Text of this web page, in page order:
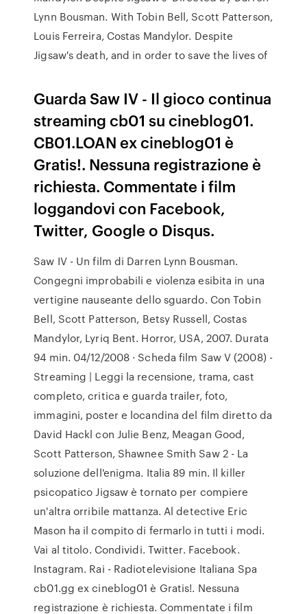
Lynn Bousman. With Tobin Bell, Scott Patterson,
Louis Ferreira, Costas Mandylor. Despite
Jigsaw's death, and in order to save the lives of
Guarda Saw IV - Il gioco continua
streaming cb01 su cineblog01.
CB01.LOAN ex cineblog01 è
Gratis!. Nessuna registrazione è
richiesta. Commentate i film
loggandovi con Facebook,
Twitter, Google o Disqus.
Saw IV - Un film di Darren Lynn Bousman.
Congegni improbabili e violenza esibita in una
vertigine nauseante dello sguardo. Con Tobin
Bell, Scott Patterson, Betsy Russell, Costas
Mandylor, Lyriq Bent. Horror, USA, 2007. Durata
94 min. 04/12/2008 · Scheda film Saw V (2008) -
Streaming | Leggi la recensione, trama, cast
completo, critica e guarda trailer, foto,
immagini, poster e locandina del film diretto da
David Hackl con Julie Benz, Meagan Good,
Scott Patterson, Shawnee Smith Saw 2 - La
soluzione dell'enigma. Italia 89 min. Il killer
psicopatico Jigsaw è tornato per compiere
un'altra orribile mattanza. Al detective Eric
Mason ha il compito di fermarlo in tutti i modi.
Vai al titolo. Condividi. Twitter. Facebook.
Instagram. Rai - Radiotelevisione Italiana Spa
cb01.gg ex cineblog01 è Gratis!. Nessuna
registrazione è richiesta. Commentate i film